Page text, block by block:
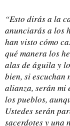
“Esto dirás a la
anunciarás a los
han visto cómo
qué manera los
alas de águila y
bien, si escuchan
alianza, serán mi
los pueblos,
Ustedes serán
sacerdotes y una